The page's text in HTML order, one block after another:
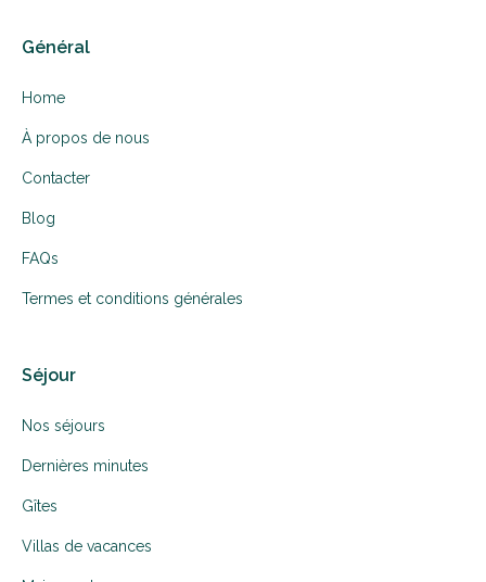
Général
Home
À propos de nous
Contacter
Blog
FAQs
Termes et conditions générales
Séjour
Nos séjours
Dernières minutes
Gîtes
Villas de vacances